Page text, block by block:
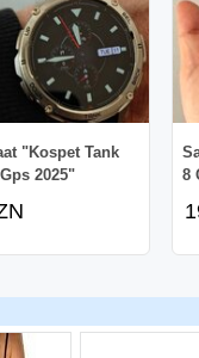
"Kospet Tank
2025"
8